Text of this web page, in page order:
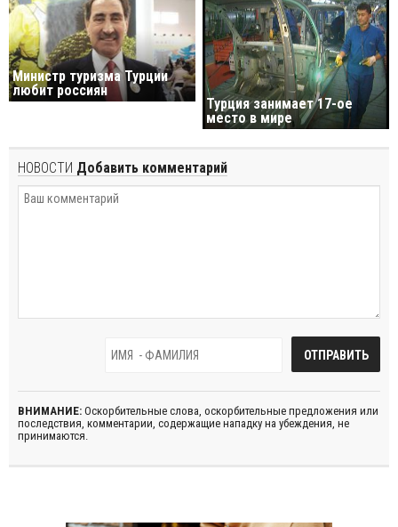
Министр туризма Турции
любит россиян
Турция занимает 17-ое
место в мире
НОВОСТИ Добавить комментарий
ВНИМАНИЕ: Оскорбительные слова, оскорбительные предложения или
последствия, комментарии, содержащие нападку на убеждения, не
принимаются.